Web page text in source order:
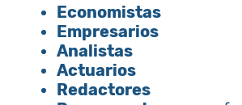
Economistas
Empresarios
Analistas
Actuarios
Redactores